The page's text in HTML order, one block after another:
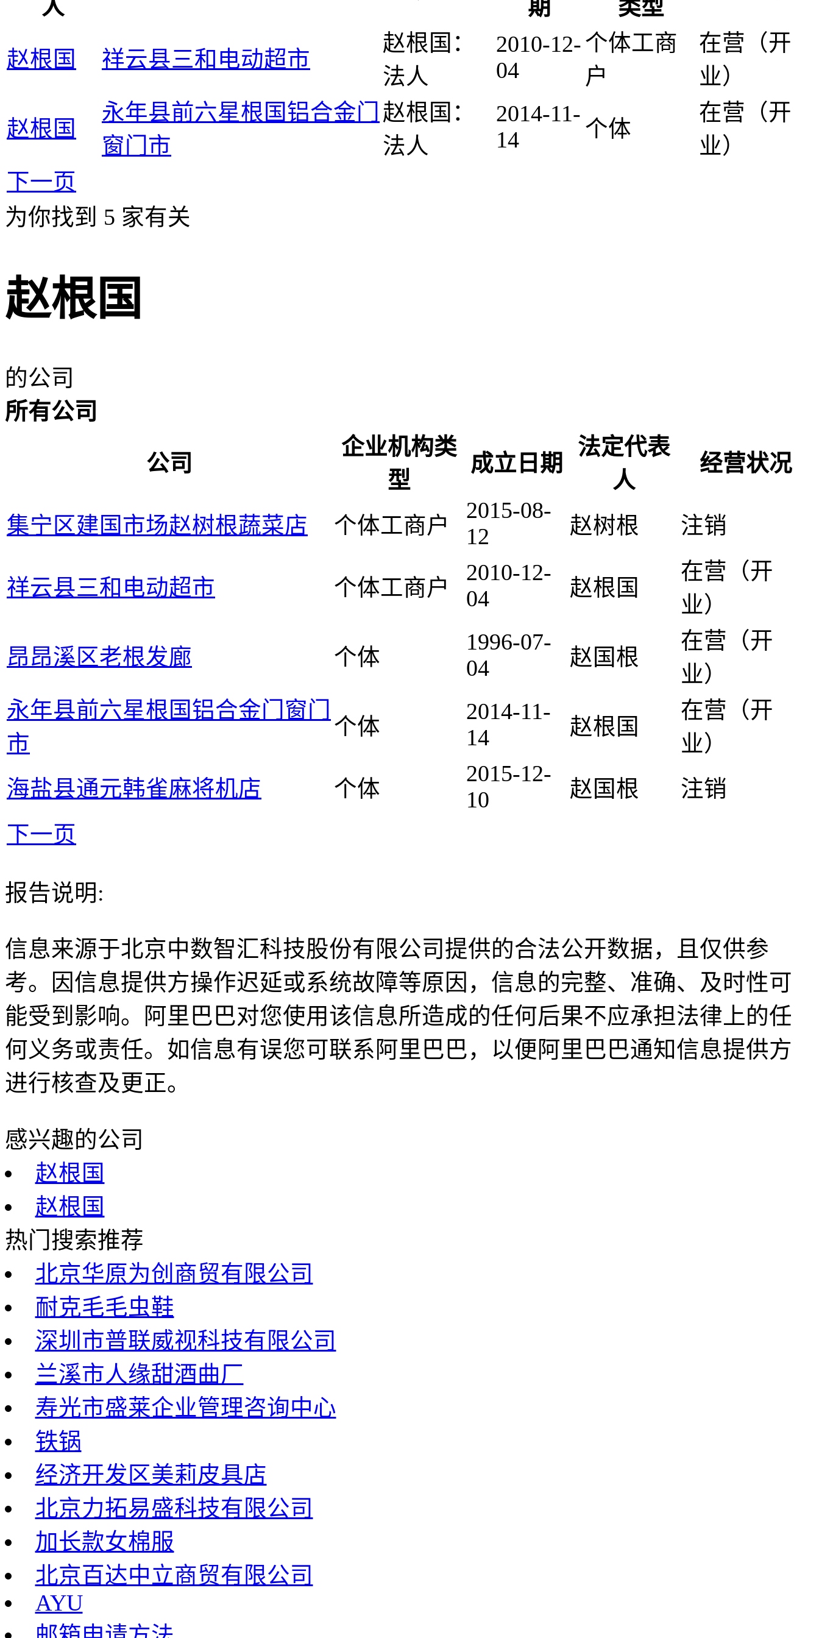
人 期 类型
赵根国 祥云县三和电动超市
赵根国：
法人
2010-12-
04
个体工商
户
在营（开
业）
赵根国
永年县前六星根国铝合金门
窗门市
赵根国：
法人
2014-11-
14
个体
在营（开
业）
下一页
为你找到 5 家有关
赵根国
的公司
所有公司
公司
企业机构类
型
成立日期
法定代表
人
经营状况
集宁区建国市场赵树根蔬菜店 个体工商户
2015-08-
12
赵树根 注销
祥云县三和电动超市 个体工商户
2010-12-
04
赵根国
在营（开
业）
昂昂溪区老根发廊 个体
1996-07-
04
赵国根
在营（开
业）
永年县前六星根国铝合金门窗门
市
个体
2014-11-
14
赵根国
在营（开
业）
海盐县通元韩雀麻将机店
个体
2015-12-
10
赵国根
注销
下一页
报告说明:
信息来源于北京中数智汇科技股份有限公司提供的合法公开数据，且仅供参
考。因信息提供方操作迟延或系统故障等原因，信息的完整、准确、及时性可
能受到影响。阿里巴巴对您使用该信息所造成的任何后果不应承担法律上的任
何义务或责任。如信息有误您可联系阿里巴巴，以便阿里巴巴通知信息提供方
进行核查及更正。
感兴趣的公司
赵根国
赵根国
热门搜索推荐
北京华原为创商贸有限公司
耐克毛毛虫鞋
深圳市普联威视科技有限公司
兰溪市人缘甜酒曲厂
寿光市盛莱企业管理咨询中心
铁锅
经济开发区美莉皮具店
北京力拓易盛科技有限公司
加长款女棉服
北京百达中立商贸有限公司
AYU